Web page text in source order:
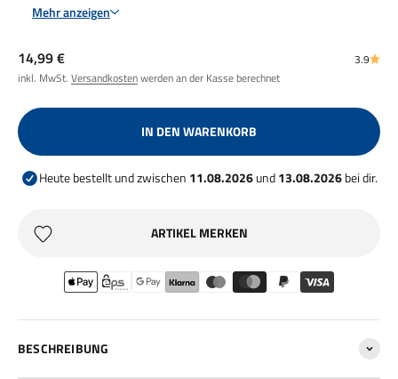
Mehr anzeigen
Angebot
14,99 €
inkl. MwSt. Versandkostenwerden an der Kasse berechnet
3.9
IN DEN WARENKORB
Heute bestellt und zwischen 11.08.2026und13.08.2026bei dir.
ARTIKEL MERKEN
BESCHREIBUNG